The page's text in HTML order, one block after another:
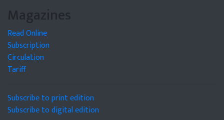
Magazines
Read Online
Subscription
Circulation
Tariff
Subscribe to print edition
Subscribe to digital edition